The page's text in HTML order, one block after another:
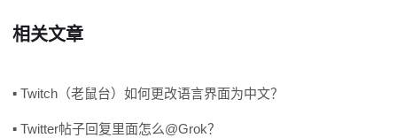
相关文章
▪ Twitch（老鼠台）如何更改语言界面为中文？
▪ Twitter帖子回复里面怎么@Grok？